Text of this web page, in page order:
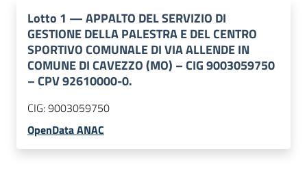
Lotto 1 —APPALTO DEL SERVIZIO DI
GESTIONE DELLA PALESTRA E DEL CENTRO
SPORTIVO COMUNALE DI VIA ALLENDE IN
COMUNE DI CAVEZZO (MO) – CIG 9003059750
– CPV 92610000-0.
CIG:9003059750
OpenData ANAC